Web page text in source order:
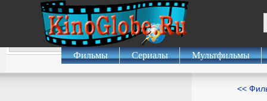
Фильмы Сериалы Мультфильмы
<<
6 августа 2026г.
22:50:12
В NASA сообщили о
подготовке
энергосистемы МКС к